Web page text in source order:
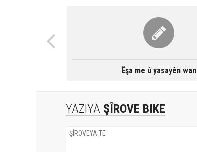
Êşa me û yasayên wan
YAZIYA ŞÎROVE BIKE